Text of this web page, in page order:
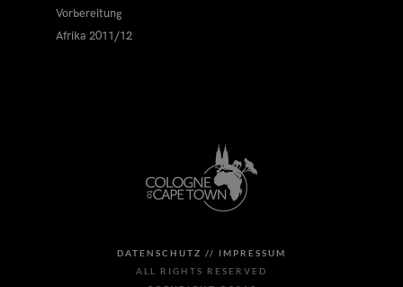
Vorbereitung
Afrika 2011/12
DATENSCHUTZ // IMPRESSUM
ALL RIGHTS RESERVED